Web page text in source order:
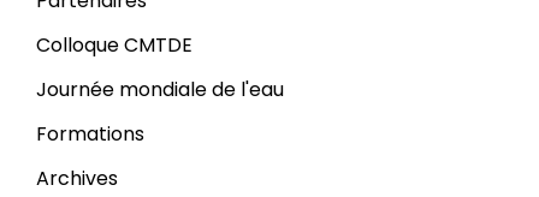
Colloque CMTDE
Journée mondiale de l'eau
Formations
Archives